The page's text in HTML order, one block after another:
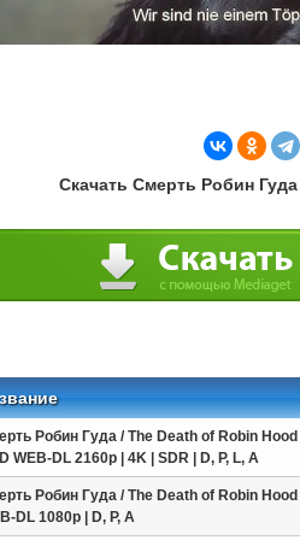
Скачать Смерть Робин
Робин Гуда / The Death of Robin Hood
WEB-DL 2160p | 4K | SDR | D, Р, L, A
Робин Гуда / The Death of Robin Hood
DL 1080p | D, Р, А